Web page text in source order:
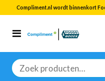
Compliment.nl wordt binnenkort
Zoeken
naar:
Bekijk